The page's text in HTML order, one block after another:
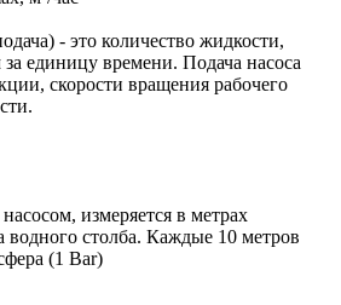
- это количество жидкости,
единицу времени. Подача насоса
скорости вращения рабочего
измеряется в метрах
водного столба. Каждые 10 метров
(1 Bar)